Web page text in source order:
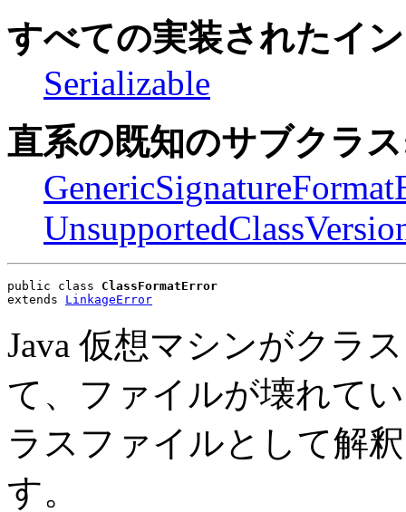
すべての実装されたイ
Serializable
直系の既知のサブクラ
public class ClassFormatError
extends LinkageError
Java 仮想マシンがクラ
て、ファイルが壊れて
ラスファイルとして解
す。